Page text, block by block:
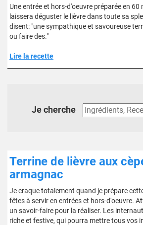
Une entrée et hors-d'oeuvre préparée en
laissera déguster le lièvre dans toute sa
disent: "une sympathique et savoureuse
ou faire des."
Lire la recette
Je cherche
Terrine de lièvre aux
armagnac
Je craque totalement quand je prépare
fêtes à servir en entrées et hors-d'oeuvre.
un savoir-faire pour la réaliser. Les
riche et festive, qui pourra mettre tous vos